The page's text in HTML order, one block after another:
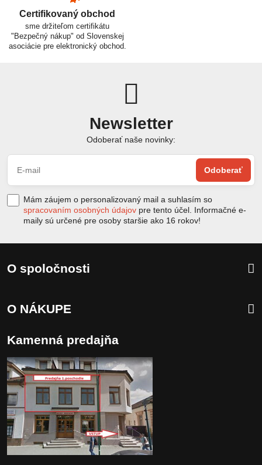
Certifikovaný obchod
sme držiteľom certifikátu
"Bezpečný nákup" od Slovenskej
asociácie pre elektronický obchod.
Newsletter
Odoberať naše novinky:
Odoberať
Mám záujem o personalizovaný mail a suhlasím so
spracovaním osobných údajov pre tento účel. Informačné e-
maily sú určené pre osoby staršie ako 16 rokov!
O spoločnosti
O NÁKUPE
Kamenná predajňa